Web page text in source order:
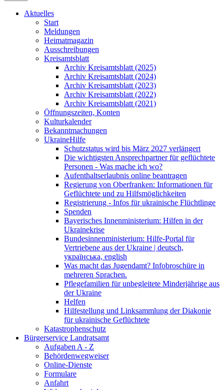
Aktuelles
Start
Meldungen
Heimatmagazin
Ausschreibungen
Kreisamtsblatt
Archiv Kreisamtsblatt (2025)
Archiv Kreisamtsblatt (2024)
Archiv Kreisamtsblatt (2023)
Archiv Kreisamtsblatt (2022)
Archiv Kreisamtsblatt (2021)
Öffnungszeiten, Konten
Kulturkalender
Bekanntmachungen
UkraineHilfe
Schutzstatus wird bis März 2027 verlängert
Die wichtigsten Ansprechpartner für geflüchtete
Personen - Was mache ich wo?
Aufenthaltserlaubnis online beantragen
Regierung von Oberfranken: Informationen für
Geflüchtete und zu Hilfsmöglichkeiten
Registrierung - Infos für ukrainische Flüchtlinge
Spenden
Bayerisches Innenministerium: Hilfen in der
Ukrainekrise
Bundesinnenministerium: Hilfe-Portal für
Vertriebene aus der Ukraine | deutsch,
українська, english
Was macht das Jugendamt? Infobroschüre in
mehreren Sprachen.
Pflegefamilien für unbegleitete Minderjährige aus
der Ukraine
Helfen
Hilfestellung und Linksammlung der Diakonie
für ukrainische Geflüchtete
Katastrophenschutz
Bürgerservice Landratsamt
Aufgaben A - Z
Behördenwegweiser
Online-Dienste
Formulare
Anfahrt